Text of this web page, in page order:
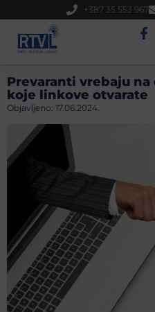
+387 35 553 967
Prevaranti vrebaju
koje linkove otvarate
Objavljeno: 17.06.2024.